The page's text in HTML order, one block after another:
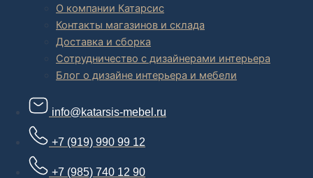
О компании Катарсис
Контакты магазинов и склада
Доставка и сборка
Сотрудничество с дизайнерами интерьера
Блог о дизайне интерьера и мебели
info@katarsis-mebel.ru
+7 (919) 990 99 12
+7 (985) 740 12 90